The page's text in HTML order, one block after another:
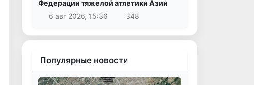
Федерации тяжелой атлетики Азии
6 авг 2026, 15:36
348
Популярные новости